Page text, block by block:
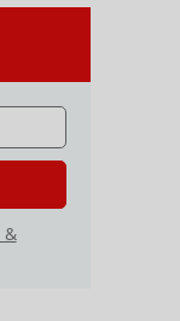
&